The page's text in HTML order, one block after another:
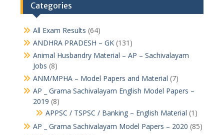
Categories
All Exam Results (64)
ANDHRA PRADESH – GK(131)
Animal Husbandry Material – AP – Sachivalayam
Jobs (8)
ANM/MPHA – Model Papers and Material (7)
AP _ Grama Sachivalayam English Model Papers –
2019 (8)
APPSC / TSPSC / Banking – English Material (1)
AP _ Grama Sachivalayam Model Papers – 2020 (85)